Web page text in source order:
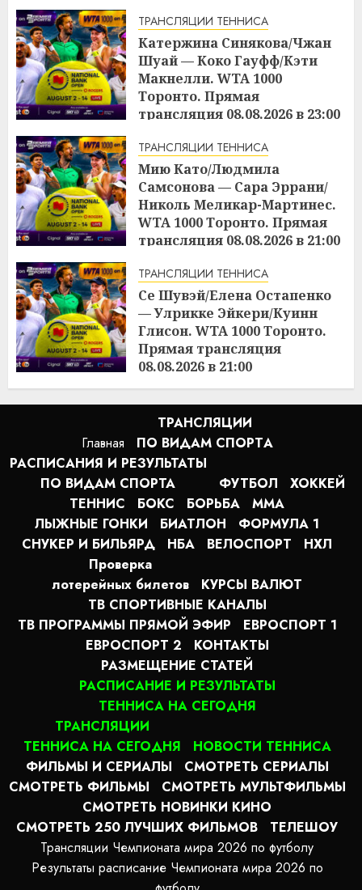
ТРАНСЛЯЦИИ ТЕННИСА
Катержина Синякова/Чжан
Шуай — Коко Гауфф/Кэти
Макнелли. WTA 1000
Торонто. Прямая
трансляция 08.08.2026 в 23:00
ТРАНСЛЯЦИИ ТЕННИСА
Мию Като/Людмила
Самсонова — Сара Эррани/
Николь Меликар-Мартинес.
WTA 1000 Торонто. Прямая
трансляция 08.08.2026 в 21:00
ТРАНСЛЯЦИИ ТЕННИСА
Се Шувэй/Елена Остапенко
— Улрикке Эйкери/Куинн
Глисон. WTA 1000 Торонто.
Прямая трансляция
08.08.2026 в 21:00
15:10 08.08.2026
Главная
ТРАНСЛЯЦИИ
ПО ВИДАМ СПОРТA
РАСПИСАНИЯ И РЕЗУЛЬТАТЫ
ПО ВИДАМ СПОРТА
ФУТБОЛ
ХОККЕЙ
ТЕННИС
БОКС БОРЬБА
MMA
ЛЫЖНЫЕ ГОНКИ
БИАТЛОН
ФОРМУЛА 1
СНУКЕР И БИЛЬЯРД
НБА ВЕЛОСПОРТ
НХЛ
Проверка
лотерейных билетов
КУРСЫ ВАЛЮТ
ТВ СПОРТИВНЫЕ КАНАЛЫ
ТВ ПРОГРАММЫ ПРЯМОЙ ЭФИР
ЕВРОСПОРТ 1
ЕВРОСПОРТ 2
КОНТАКТЫ
РАЗМЕЩЕНИЕ СТАТЕЙ
РАСПИСАНИЕ И РЕЗУЛЬТАТЫ
ТЕННИСА НА СЕГОДНЯ
ТРАНСЛЯЦИИ
ТЕННИСА НА СЕГОДНЯ
НОВОСТИ ТЕННИСА
ФИЛЬМЫ И СЕРИАЛЫ
СМОТРЕТЬ СЕРИАЛЫ
СМОТРЕТЬ ФИЛЬМЫ
СМОТРЕТЬ МУЛЬТФИЛЬМЫ
СМОТРЕТЬ НОВИНКИ КИНО
СМОТРЕТЬ 250 ЛУЧШИХ ФИЛЬМОВ
ТЕЛЕШОУ
Трансляции Чемпионата мира 2026 по футболу
Результаты расписание Чемпионата мира 2026 по